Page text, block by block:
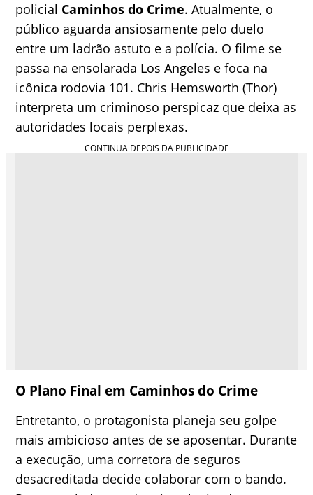
policial Caminhos do Crime. Atualmente, o
público aguarda ansiosamente pelo duelo
entre um ladrão astuto e a polícia. O filme se
passa na ensolarada Los Angeles e foca na
icônica rodovia 101. Chris Hemsworth (Thor)
interpreta um criminoso perspicaz que deixa as
autoridades locais perplexas.
O Plano Final em Caminhos do Crime
Entretanto, o protagonista planeja seu golpe
mais ambicioso antes de se aposentar. Durante
a execução, uma corretora de seguros
desacreditada decide colaborar com o bando.